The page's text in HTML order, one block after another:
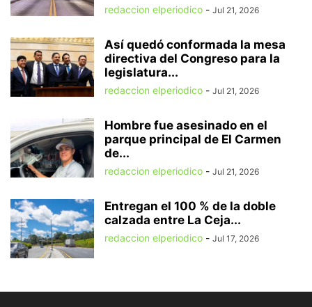
redaccion elperiodico - Jul 21, 2026
Así quedó conformada la mesa
directiva del Congreso para la
legislatura...
redaccion elperiodico - Jul 21, 2026
Hombre fue asesinado en el
parque principal de El Carmen
de...
redaccion elperiodico - Jul 21, 2026
Entregan el 100 % de la doble
calzada entre La Ceja...
redaccion elperiodico - Jul 17, 2026